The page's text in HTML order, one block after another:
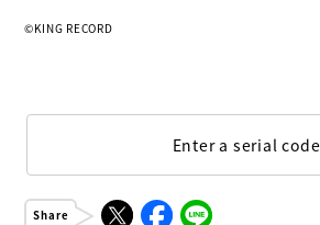
©KING RECORD
Enter a serial code
Share